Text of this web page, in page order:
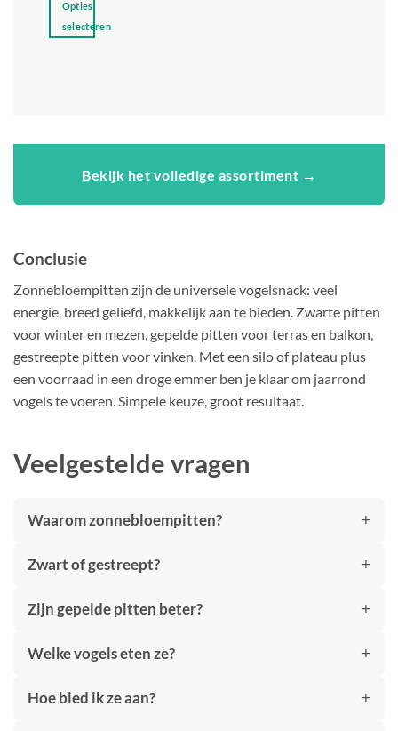
Opties
selecteren
kan
de
Bekijk het volledige assortiment →
Conclusie
Zonnebloempitten zijn de universele vogelsnack: veel
energie, breed geliefd, makkelijk aan te bieden. Zwarte pitten
voor winter en mezen, gepelde pitten voor terras en balkon,
gestreepte pitten voor vinken. Met een silo of plateau plus
een voorraad in een droge emmer ben je klaar om jaarrond
vogels te voeren. Simpele keuze, groot resultaat.
Veelgestelde vragen
Waarom zonnebloempitten?
Zwart of gestreept?
Zijn gepelde pitten beter?
Welke vogels eten ze?
Hoe bied ik ze aan?